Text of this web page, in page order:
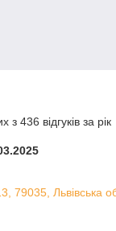
з 436 відгуків за рік
79035, Львівська